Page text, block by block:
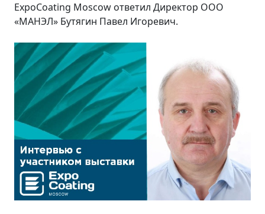
ExpoCoating Moscow ответил Директор ООО
«МАНЭЛ» Бутягин Павел Игоревич.